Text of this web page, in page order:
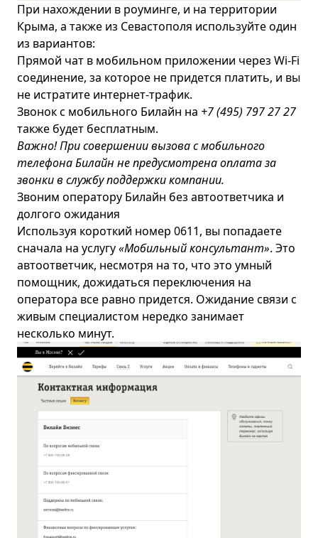
При нахождении в роуминге, и на территории
Крыма, а также из Севастополя используйте один
из вариантов:
Прямой чат в мобильном приложении через Wi-Fi
соединение, за которое не придется платить, и вы
не истратите интернет-трафик.
Звонок с мобильного Билайн на +7 (495) 797 27 27
также будет бесплатным.
Важно! При совершении вызова с мобильного
телефона Билайн не предусмотрена оплата за
звонки в службу поддержки компании.
Звоним оператору Билайн без автоответчика и
долгого ожидания
Используя короткий номер 0611, вы попадаете
сначала на услугу«Мобильный консультант». Это
автоответчик, несмотря на то, что это умный
помощник, дожидаться переключения на
оператора все равно придется. Ожидание связи с
живым специалистом нередко занимает
несколько минут.